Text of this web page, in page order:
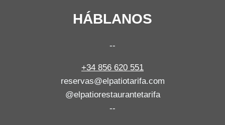
HÁBLANOS
--
+34 856 620 551
reservas@elpatiotarifa.com
@elpatiorestaurantetarifa
--